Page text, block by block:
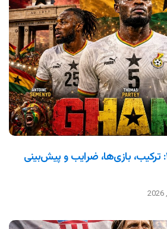
غنا در جام جهانی ۲۰۲۶: ترکیب، بازی‌ها، ضرایب و پیش‌بینی